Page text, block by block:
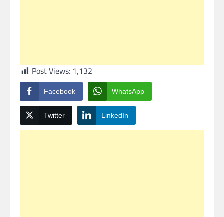
Post Views: 1,132
Facebook WhatsApp
Twitter LinkedIn